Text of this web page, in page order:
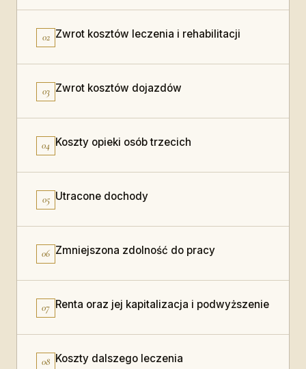
02 Zwrot kosztów leczenia i rehabilitacji
03 Zwrot kosztów dojazdów
04 Koszty opieki osób trzecich
05 Utracone dochody
06 Zmniejszona zdolność do pracy
07 Renta oraz jej kapitalizacja i podwyższenie
08 Koszty dalszego leczenia